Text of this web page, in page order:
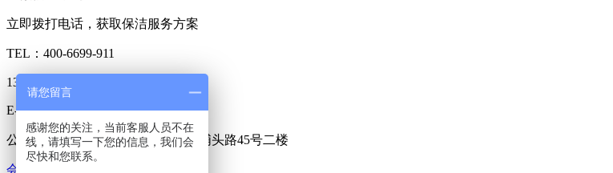
立即拨打电话，获取保洁服务方案
TEL： 400-6699-911
139-2570-1161
E-Mail：179359550@qq.com
公司地址：广东省东莞市长安镇沙埔头路45号二楼
会员登录
请您留言
感谢您的关注，当前客服人员不在
线，请填写一下您的信息，我们会
尽快和您联系。